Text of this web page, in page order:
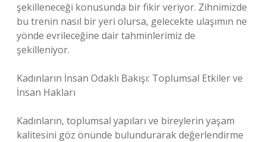
şekilleneceği konusunda bir fikir veriyor. Zihnimizde
bu trenin nasıl bir yeri olursa, gelecekte ulaşımın ne
yönde evrileceğine dair tahminlerimiz de
şekilleniyor.
Kadınların İnsan Odaklı Bakışı: Toplumsal Etkiler ve
İnsan Hakları
Kadınların, toplumsal yapıları ve bireylerin yaşam
kalitesini göz önünde bulundurarak değerlendirme